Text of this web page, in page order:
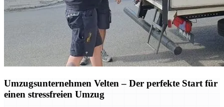
Umzugsunternehmen Velten – Der perfekte Start für
einen stressfreien Umzug